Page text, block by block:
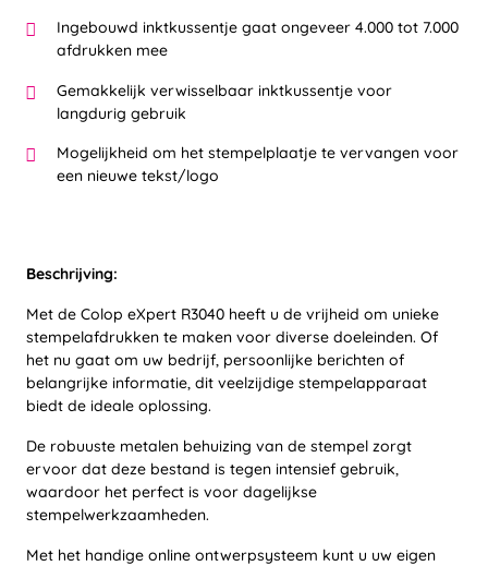
Ingebouwd inktkussentje gaat ongeveer 4.000 tot 7.000
afdrukken mee
Gemakkelijk verwisselbaar inktkussentje voor
langdurig gebruik
Mogelijkheid om het stempelplaatje te vervangen voor
een nieuwe tekst/logo
Beschrijving:
Met de Colop eXpert R3040 heeft u de vrijheid om unieke
stempelafdrukken te maken voor diverse doeleinden. Of
het nu gaat om uw bedrijf, persoonlijke berichten of
belangrijke informatie, dit veelzijdige stempelapparaat
biedt de ideale oplossing.
De robuuste metalen behuizing van de stempel zorgt
ervoor dat deze bestand is tegen intensief gebruik,
waardoor het perfect is voor dagelijkse
stempelwerkzaamheden.
Met het handige online ontwerpsysteem kunt u uw eigen